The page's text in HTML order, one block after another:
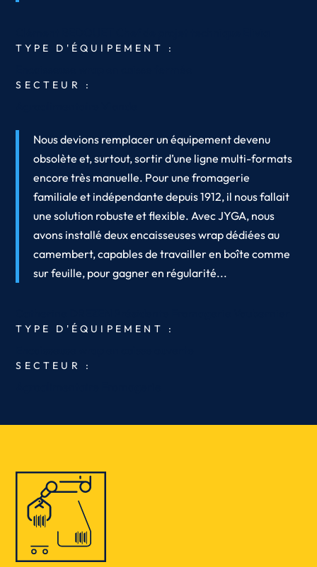
TYPE D'ÉQUIPEMENT :
SECTEUR :
Nous devions remplacer un équipement devenu
obsolète et, surtout, sortir d’une ligne multi-formats
encore très manuelle. Pour une fromagerie
familiale et indépendante depuis 1912, il nous fallait
une solution robuste et flexible. Avec JYGA, nous
avons installé deux encaisseuses wrap dédiées au
camembert, capables de travailler en boîte comme
sur feuille, pour gagner en régularité...
TYPE D'ÉQUIPEMENT :
SECTEUR :